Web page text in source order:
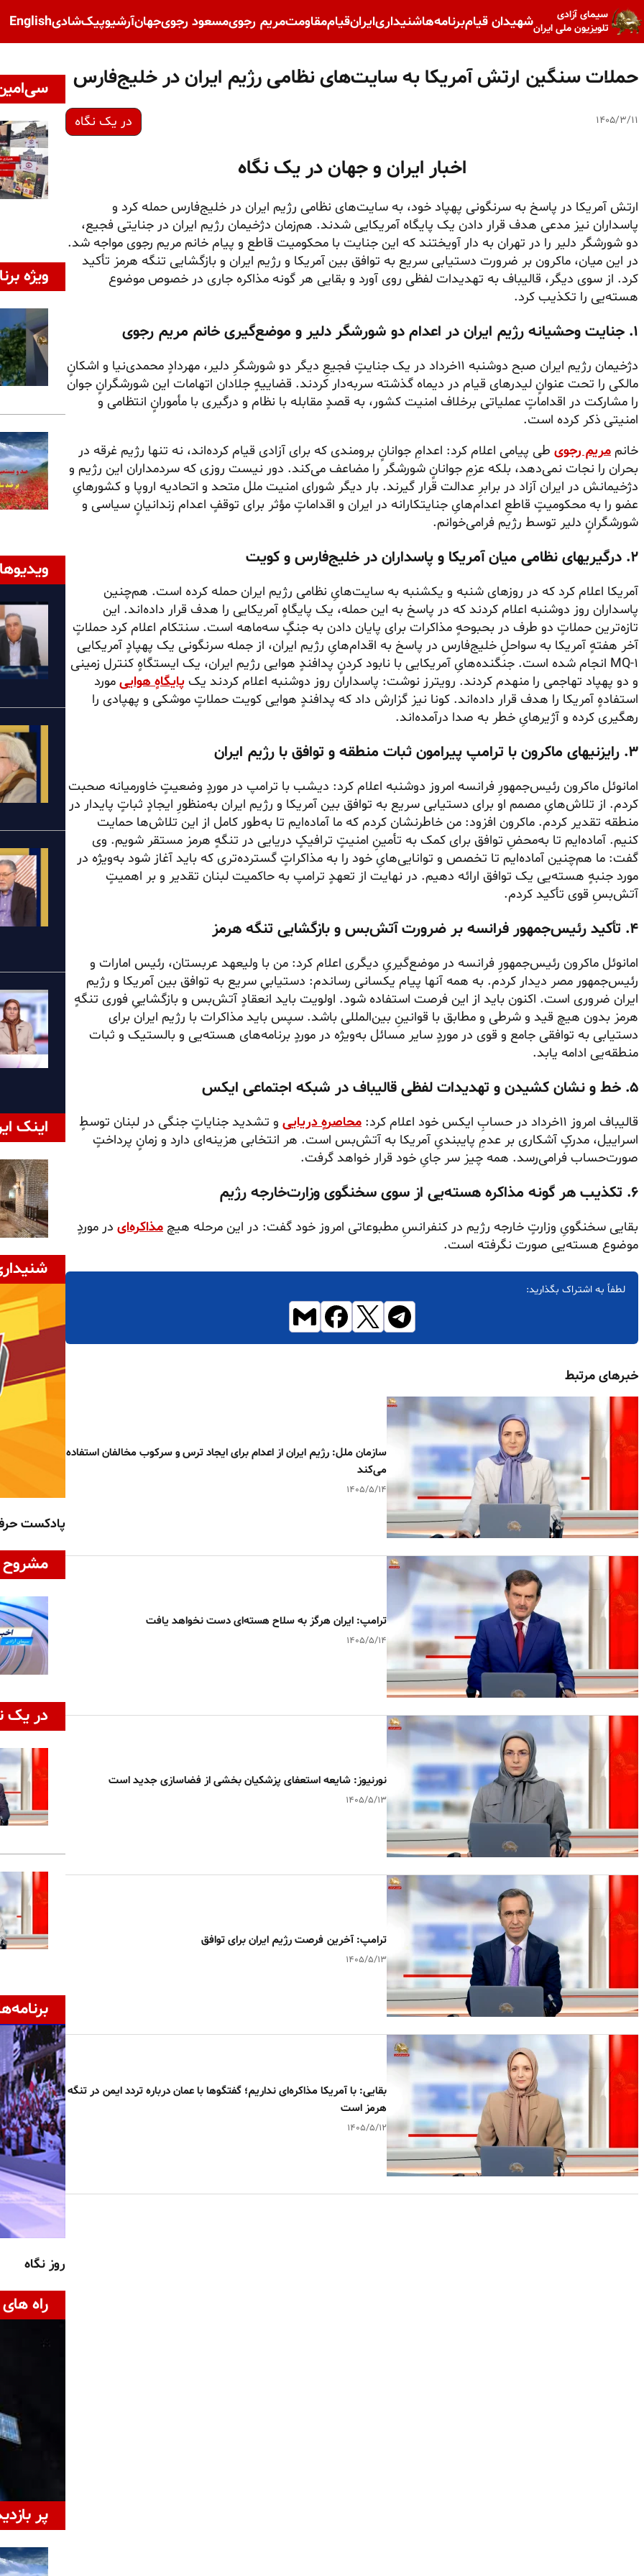
سیمای آزادی
تلویزیون ملی ایرانشهیدان قیامبرنامه‌هاشنیداریایرانقیاممقاومتمریم رجویمسعود رجویجهانآرشیوپیک‌شادیEnglish
حملات سنگین ارتش آمریکا به سایت‌های نظامی رژیم ایران در خلیج‌فارس
۱۴۰۵/۳/۱۱ در یک نگاه
اخبار ایران و جهان در یک نگاه
ارتش آمریکا در پاسخ به سرنگونی پهپاد خود، به سایت‌های نظامی رژیم ایران در خلیج‌فارس حمله کرد و
پاسداران نیز مدعی هدف قرار دادن یک پایگاه آمریکایی شدند. هم‌زمان دژخیمان رژیم ایران در جنایتی فجیع،
دو شورشگر دلیر را در تهران به دار آویختند که این جنایت با محکومیت قاطع و پیام خانم مریم رجوی مواجه شد.
در این میان، ماکرون بر ضرورت دستیابی سریع به توافق بین آمریکا و رژیم ایران و بازگشایی تنگه هرمز تأکید
کرد. از سوی دیگر، قالیباف به تهدیدات لفظی روی آورد و بقایی هر گونه مذاکره جاری در خصوص موضوع
هسته‌یی را تکذیب کرد.
۱. جنایت وحشیانه رژیم ایران در اعدام دو شورشگر دلیر و موضع‌گیری خانم مریم رجوی
دژخیمان رژیم ایران صبح دوشنبه ۱۱خرداد در یک جنایتٍ فجیعِ دیگر دو شورشگرِ دلیر، مهردادٍ محمدی‌نیا و اشکانٍ
مالکی را تحت عنوانٍ لیدرهای قیام در دیماه گذشته سربه‌دار کردند. قضاییهٍ جلادان اتهامات این شورشگرانٍ جوان
را مشارکت در اقداماتٍ عملیاتی برخلاف امنیت کشور، به قصدٍ مقابله با نظام و درگیری با مأمورانٍ انتظامی و
امنیتی ذکر کرده است.
خانم مریم رجوی طی پیامی اعلام کرد: اعدامِ جوانانٍ برومندی که برای آزادی قیام کرده‌اند، نه تنها رژیم غرقه در
بحران را نجات نمی‌دهد، بلکه عزمِ جوانانٍ شورشگر را مضاعف می‌کند. دور نیست روزی که سردمداران این رژیم و
دژخیمانش در ایران آزاد در برابرِ عدالت قرار گیرند. بار دیگر شورای امنیت ملل متحد و اتحادیه اروپا و کشورهایِ
عضو را به محکومیتٍ قاطعِ اعدام‌هایِ جنایتکارانه در ایران و اقداماتٍ مؤثر برای توقفٍ اعدام زندانیانٍ سیاسی و
شورشگرانٍ دلیر توسط رژیم فرا‌می‌خوانم.
۲. درگیریهای نظامی میان آمریکا و پاسداران در خلیج‌فارس و کویت
آمریکا اعلام کرد که در روزهای شنبه و یکشنبه به سایت‌هایِ نظامی رژیم ایران حمله کرده است. هم‌چنین
پاسداران روز دوشنبه اعلام کردند که در پاسخ به این حمله، یک پایگاهٍ آمریکایی را هدف قرار داده‌اند. این
تازه‌ترین حملاتٍ دو طرف در بحبوحهٍ مذاکرات برای پایان دادن به جنگٍ سه‌ماهه است. سنتکام اعلام کرد حملاتٍ
آخر هفتهٍ آمریکا به سواحلِ خلیج‌فارس در پاسخ به اقدام‌هایِ رژیم ایران، از جمله سرنگونی یک پهپادٍ آمریکایی
MQ-۱ انجام شده است. جنگنده‌هایِ آمریکایی با نابود کردنٍ پدافندٍ هوایی رژیم ایران، یک ایستگاهٍ کنترل زمینی
و دو پهپاد تهاجمی را منهدم کردند. رویترز نوشت: پاسداران روز دوشنبه اعلام کردند یک پایگاهٍ هوایی مورد
استفادهٍ آمریکا را هدف قرار داده‌اند. کونا نیز گزارش داد که پدافندٍ هوایی کویت حملاتٍ موشکی و پهپادی را
رهگیری کرده و آژیرهایِ خطر به صدا درآمده‌اند.
۳. رایزنیهای ماکرون با ترامپ پیرامون ثبات منطقه و توافق با رژیم ایران
امانوئل ماکرون رئیس‌جمهورِ فرانسه امروز دوشنبه اعلام کرد: دیشب با ترامپ در موردٍ وضعیتٍ خاورمیانه صحبت
کردم. از تلاش‌هایِ مصمم او برای دستیابی سریع به توافق بین آمریکا و رژیم ایران به‌منظورِ ایجادٍ ثباتٍ پایدار در
منطقه تقدیر کردم. ماکرون افزود: من خاطرنشان کردم که ما آماده‌ایم تا به‌طور کامل از این تلاش‌ها حمایت
کنیم. آماده‌ایم تا به‌محضِ توافق برای کمک به تأمینِ امنیتٍ ترافیکٍ دریایی در تنگهٍ هرمز مستقر شویم. وی
گفت: ما هم‌چنین آماده‌ایم تا تخصص و توانایی‌هایِ خود را به مذاکراتٍ گسترده‌تری که باید آغاز شود به‌ویژه در
مورد جنبهٍ هسته‌یی یک توافق ارائه دهیم. در نهایت از تعهدٍ ترامپ به حاکمیت لبنان تقدیر و بر اهمیتٍ
آتش‌بسِ قوی تأکید کردم.
۴. تأکید رئیس‌جمهور فرانسه بر ضرورت آتش‌بس و بازگشایی تنگه هرمز
امانوئل ماکرون رئیس‌جمهورِ فرانسه در موضع‌گیریِ دیگری اعلام کرد: من با ولیعهد عربستان، رئیس امارات و
رئیس‌جمهور مصر دیدار کردم. به همه آنها پیام یکسانی رساندم: دستیابیِ سریع به توافق بین آمریکا و رژیم
ایران ضروری است. اکنون باید از این فرصت استفاده شود. اولویت باید انعقادٍ آتش‌بس و بازگشاییِ فوری تنگهٍ
هرمز بدون هیچ قید و شرطی و مطابق با قوانینِ بین‌المللی باشد. سپس باید مذاکرات با رژیم ایران برای
دستیابی به توافقی جامع و قوی در موردٍ سایر مسائل به‌ویژه در موردٍ برنامه‌های هسته‌یی و بالستیک و ثبات
منطقه‌یی ادامه یابد.
۵. خط و نشان کشیدن و تهدیدات لفظی قالیباف در شبکه اجتماعی ایکس
قالیباف امروز ۱۱خرداد در حسابِ ایکس خود اعلام کرد: محاصرهٍ دریایی و تشدید جنایاتٍ جنگی در لبنان توسطٍ
اسراییل، مدرکٍ آشکاری بر عدمِ پایبندیِ آمریکا به آتش‌بس است. هر انتخابی هزینه‌ای دارد و زمانٍ پرداختٍ
صورت‌حساب فرامی‌رسد. همه چیز سر جایِ خود قرار خواهد گرفت.
۶. تکذیب هر گونه مذاکره هسته‌یی از سوی سخنگوی وزارت‌خارجه رژیم
بقایی سخنگویِ وزارتٍ خارجه رژیم در کنفرانسِ مطبوعاتی امروز خود گفت: در این مرحله هیچ مذاکره‌ای در موردٍ
موضوع هسته‌یی صورت نگرفته است.
لطفاً به اشتراک بگذارید:
خبرهای مرتبط
سازمان ملل: رژیم ایران از اعدام برای ایجاد ترس و سرکوب مخالفان استفاده
می‌کند
۱۴۰۵/۵/۱۴
ترامپ: ایران هرگز به سلاح هسته‌ای دست نخواهد یافت
۱۴۰۵/۵/۱۴
نورنیوز: شایعه استعفای پزشکیان بخشی از فضاسازی جدید است
۱۴۰۵/۵/۱۳
ترامپ: آخرین فرصت رژیم ایران برای توافق
۱۴۰۵/۵/۱۳
بقایی: با آمریکا مذاکره‌ای نداریم؛ گفتگوها با عمان درباره تردد ایمن در تنگه
هرمز است
۱۴۰۵/۵/۱۲
ویژه
اینک
پادکست
مشروح
در یک
روز نگاه
راه
پر